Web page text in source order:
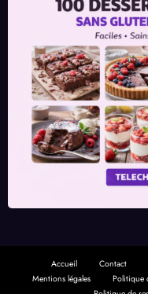
Accueil Contact
Mentions légales
Politique